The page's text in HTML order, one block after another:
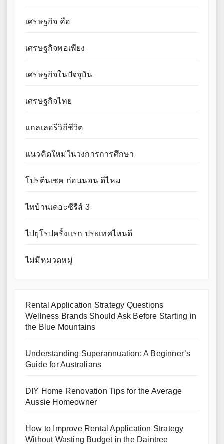
เศรษฐกิจ คือ
เศรษฐกิจพอเพียง
เศรษฐกิจในปัจจุบัน
เศรษฐกิจไทย
แกลเลอรีวิถีชีวิต
แนวคิดใหม่ในวงการการศึกษา
โปรตีนเชค ก่อนนอน ดีไหม
ไทบ้านเดอะซีรีส์ 3
ไปยุโรปครั้งแรก ประเทศไหนดี
ไม่มีหมวดหมู่
Rental Application Strategy Questions
Wellness Brands Should Ask Before Starting in
the Blue Mountains
Understanding Superannuation: A Beginner’s
Guide for Australians
DIY Home Renovation Tips for the Average
Aussie Homeowner
How to Improve Rental Application Strategy
Without Wasting Budget in the Daintree